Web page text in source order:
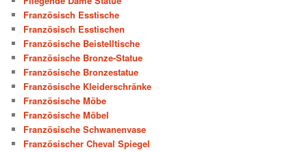
Französisch Esstische
Französisch Esstischen
Französische Beistelltische
Französische Bronze-Statue
Französische Bronzestatue
Französische Kleiderschränke
Französische Möbe
Französische Möbel
Französische Schwanenvase
Französischer Cheval Spiegel